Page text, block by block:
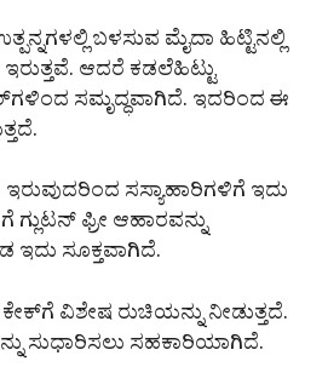
ಬಳಸುವ ಮೈದಾ ಹಿಟ್ಟಿನಲ್ಲಿ
ಆದರೆ ಕಡಲೆಹಿಟ್ಟು
ಸಮೃದ್ಧವಾಗಿದೆ. ಇದರಿಂದ ಈ
ಸಸ್ಯಾಹಾರಿಗಳಿಗೆ ಇದು
ಫ್ರೀ ಆಹಾರವನ್ನು
ಇದು ಸೂಕ್ತವಾಗಿದೆ.
ವಿಶೇಷ ರುಚಿಯನ್ನು ನೀಡುತ್ತದೆ.
ಸುಧಾರಿಸಲು ಸಹಕಾರಿಯಾಗಿದೆ.